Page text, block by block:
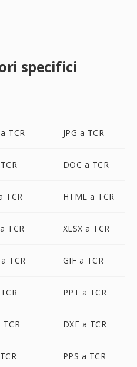
specifici
TCR JPG a TCR
DOC a TCR
TCR HTML a TCR
TCR XLSX a TCR
TCR GIF a TCR
PPT a TCR
TCR DXF a TCR
PPS a TCR